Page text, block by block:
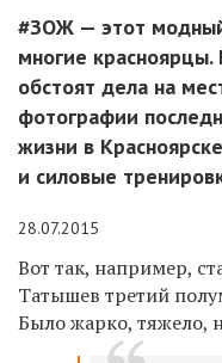
#ЗОЖ — этот
многие
обстоят дела на
фотографии
жизни в
и силовые
28.07.2015
Вот так, например,
Татышев третий
Было жарко, тяжело,